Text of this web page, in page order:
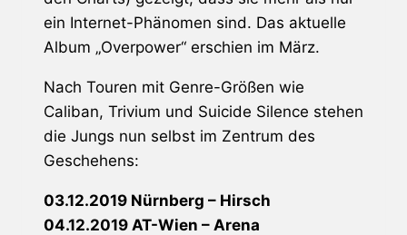
ein Internet-Phänomen sind. Das aktuelle
Album „Overpower“ erschien im März.
Nach Touren mit Genre-Größen wie
Caliban, Trivium und Suicide Silence stehen
die Jungs nun selbst im Zentrum des
Geschehens:
03.12.2019 Nürnberg – Hirsch
04.12.2019 AT-Wien – Arena